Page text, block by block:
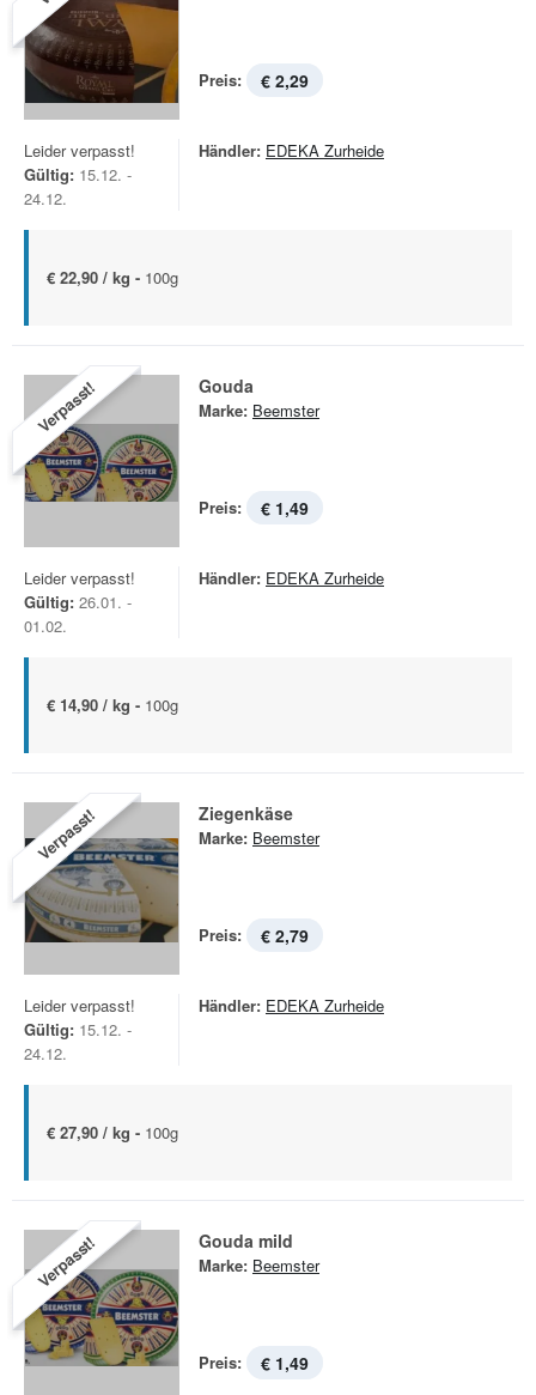
Preis: € 2,29
Leider verpasst!
Gültig: 15.12. -
24.12.
Händler: EDEKA Zurheide
€ 22,90 / kg - 100g
Verpasst! Gouda
Marke: Beemster
Preis: € 1,49
Leider verpasst!
Gültig: 26.01. -
01.02.
Händler: EDEKA Zurheide
€ 14,90 / kg - 100g
Verpasst! Ziegenkäse
Marke: Beemster
Preis: € 2,79
Leider verpasst!
Gültig: 15.12. -
24.12.
Händler: EDEKA Zurheide
€ 27,90 / kg - 100g
Verpasst! Gouda mild
Marke: Beemster
Preis: € 1,49